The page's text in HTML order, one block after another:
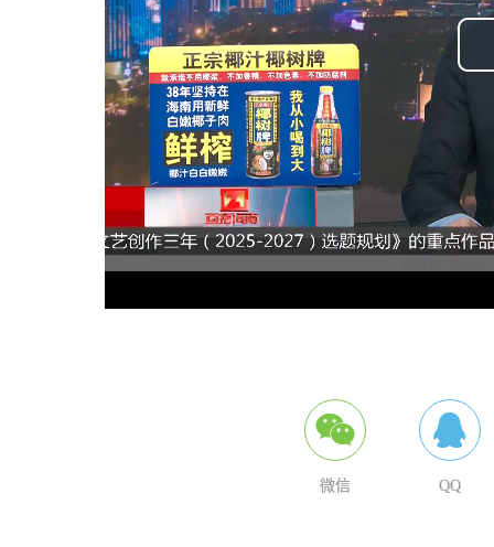
微信 QQ